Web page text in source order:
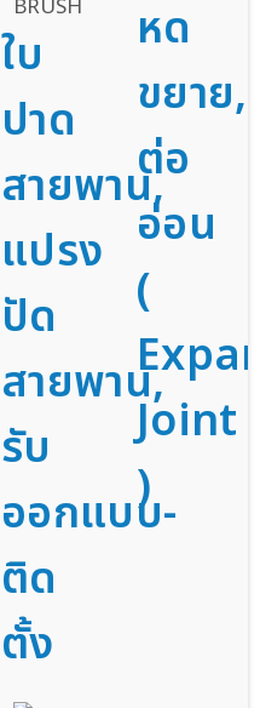
ใบ
ปาด
สายพาน,
แปรง
ปัด
สายพาน,
รับ
ออกแบบ-
ติด
ตั้ง
หด
ขยาย
ต่อ
อ่อน
(
Joint
)